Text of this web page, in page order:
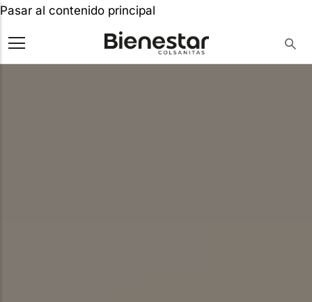
Pasar al contenido principal